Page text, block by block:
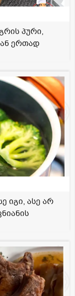
პური,
ერთად
იგი, ასე არ